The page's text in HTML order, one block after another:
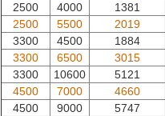
2500
4000 1381
2500
5500 2019
3300
4500 1884
3300
6500 3015
3300
10600 5121
4500
7000 4660
4500
9000 5747